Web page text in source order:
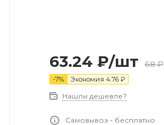
63.24 ₽/шт 68₽
-7% Экономия 4.76 ₽
Нашли дешевле?
Самовывоз - бесплатно